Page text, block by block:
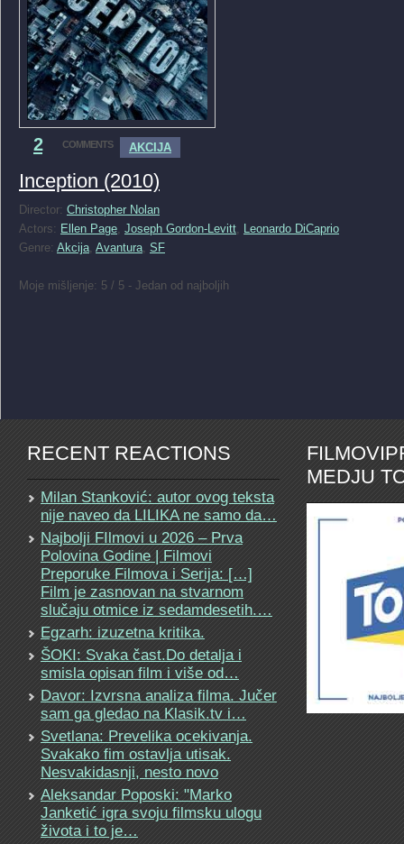
2 COMMENTS AKCIJA
Inception (2010)
Director: Christopher Nolan
Actors: Ellen Page, Joseph Gordon-Levitt, Leonardo DiCaprio
Genre: Akcija, Avantura, SF
Moje mišljenje: 5 / 5 - Jedan od najboljih
RECENT REACTIONS
Milan Stanković: autor ovog teksta
nije naveo da LILIKA ne samo da…
Najbolji FIlmovi u 2026 – Prva
Polovina Godine | Filmovi
Preporuke Filmova i Serija: […]
Film je zasnovan na stvarnom
slučaju otmice iz sedamdesetih.…
Egzarh: izuzetna kritika.
ŠOKI: Svaka čast.Do detalja i
smisla opisan film i više od…
Davor: Izvrsna analiza filma. Jučer
sam ga gledao na Klasik.tv i…
Svetlana: Prevelika ocekivanja.
Svakako fim ostavlja utisak.
Nesvakidasnji, nesto novo
Aleksandar Poposki: "Marko
Janketić igra svoju filmsku ulogu
života i to je…
MEDJU